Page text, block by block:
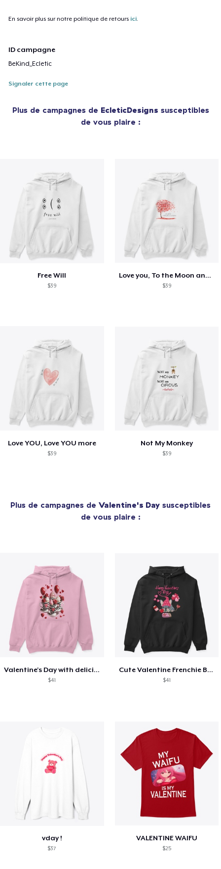
En savoir plus sur notre politique de retours ici.
ID campagne
BeKind_Ecletic
Signaler cette page
Plus de campagnes de EcleticDesigns susceptibles
de vous plaire :
Free Will
$39
Love you, To the Moon and Back
$39
Love YOU, Love YOU more
$39
Not My Monkey
$39
Plus de campagnes de Valentine's Day susceptibles
de vous plaire :
Valentine's Day with delicious food
$41
Cute Valentine Frenchie Bulldog
$41
vday !
$37
VALENTINE WAIFU
$25